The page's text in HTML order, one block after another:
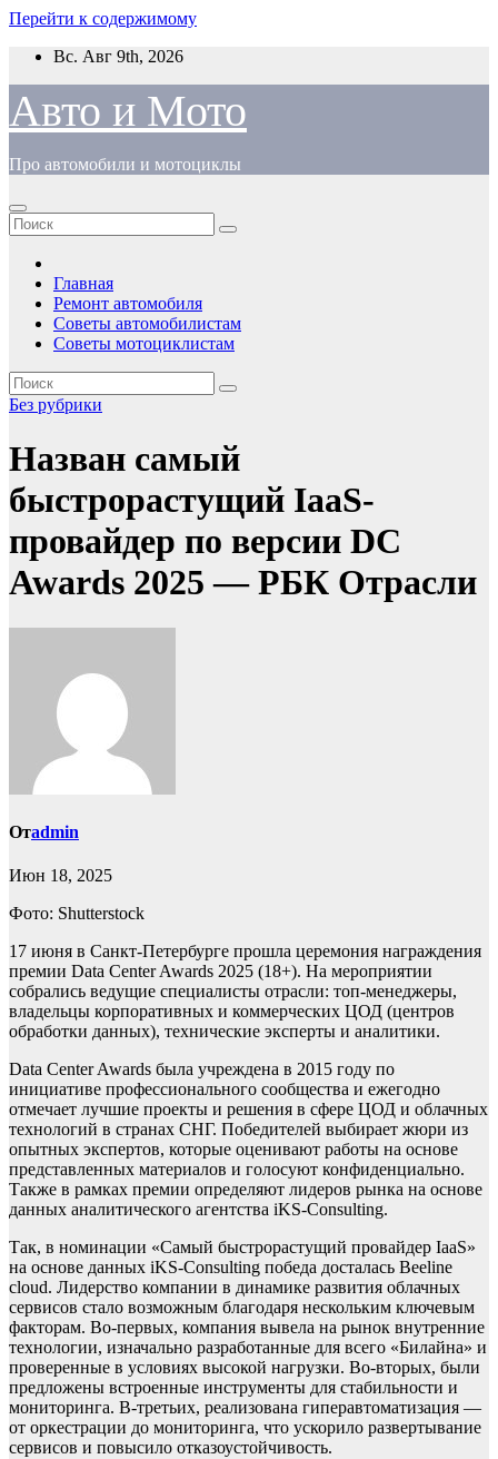
Перейти к содержимому
Вс. Авг 9th, 2026
Авто и Мото
Про автомобили и мотоциклы
Главная
Ремонт автомобиля
Советы автомобилистам
Советы мотоциклистам
Без рубрики
Назван самый
быстрорастущий IaaS-
провайдер по версии DC
Awards 2025 — РБК Отрасли
Отadmin
Июн 18, 2025
Фото: Shutterstock
17 июня в Санкт-Петербурге прошла церемония награждения
премии Data Center Awards 2025 (18+). На мероприятии
собрались ведущие специалисты отрасли: топ-менеджеры,
владельцы корпоративных и коммерческих ЦОД (центров
обработки данных), технические эксперты и аналитики.
Data Center Awards была учреждена в 2015 году по
инициативе профессионального сообщества и ежегодно
отмечает лучшие проекты и решения в сфере ЦОД и облачных
технологий в странах СНГ. Победителей выбирает жюри из
опытных экспертов, которые оценивают работы на основе
представленных материалов и голосуют конфиденциально.
Также в рамках премии определяют лидеров рынка на основе
данных аналитического агентства iKS-Consulting.
Так, в номинации «Самый быстрорастущий провайдер IaaS»
на основе данных iKS-Consulting победа досталась Beeline
cloud. Лидерство компании в динамике развития облачных
сервисов стало возможным благодаря нескольким ключевым
факторам. Во-первых, компания вывела на рынок внутренние
технологии, изначально разработанные для всего «Билайна» и
проверенные в условиях высокой нагрузки. Во-вторых, были
предложены встроенные инструменты для стабильности и
мониторинга. В-третьих, реализована гиперавтоматизация —
от оркестрации до мониторинга, что ускорило развертывание
сервисов и повысило отказоустойчивость.